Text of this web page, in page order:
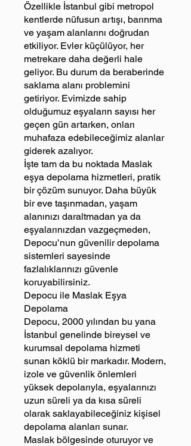
Özellikle İstanbul gibi metropol
kentlerde nüfusun artışı, barınma
ve yaşam alanlarını doğrudan
etkiliyor. Evler küçülüyor, her
metrekare daha değerli hale
geliyor. Bu durum da beraberinde
saklama alanı problemini
getiriyor. Evimizde sahip
olduğumuz eşyaların sayısı her
geçen gün artarken, onları
muhafaza edebileceğimiz alanlar
giderek azalıyor.
İşte tam da bu noktada Maslak
eşya depolama hizmetleri, pratik
bir çözüm sunuyor. Daha büyük
bir eve taşınmadan, yaşam
alanınızı daraltmadan ya da
eşyalarınızdan vazgeçmeden,
Depocu’nun güvenilir depolama
sistemleri sayesinde
fazlalıklarınızı güvenle
koruyabilirsiniz.
Depocu ile Maslak Eşya
Depolama
Depocu, 2000 yılından bu yana
İstanbul genelinde bireysel ve
kurumsal depolama hizmeti
sunan köklü bir markadır. Modern,
izole ve güvenlik önlemleri
yüksek depolarıyla, eşyalarınızı
uzun süreli ya da kısa süreli
olarak saklayabileceğiniz kişisel
depolama alanları sunar.
Maslak bölgesinde oturuyor ve